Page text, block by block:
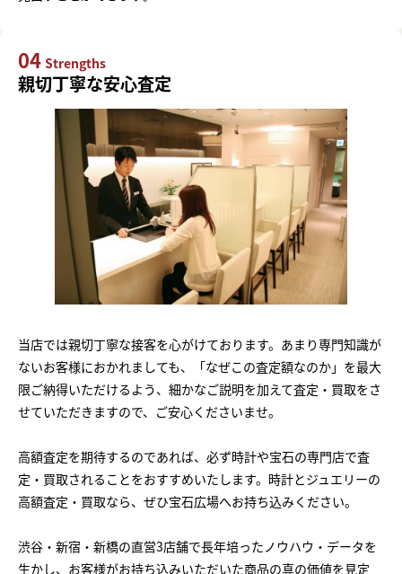
04 Strengths
親切丁寧な安心査定
当店では親切丁寧な接客を心がけております。あまり専門知識が
ないお客様におかれましても、「なぜこの査定額なのか」を最大
限ご納得いただけるよう、細かなご説明を加えて査定・買取をさ
せていただきますので、ご安心くださいませ。
高額査定を期待するのであれば、必ず時計や宝石の専門店で査
定・買取されることをおすすめいたします。時計とジュエリーの
高額査定・買取なら、ぜひ宝石広場へお持ち込みください。
渋谷・新宿・新橋の直営3店舗で長年培ったノウハウ・データを
生かし、お客様がお持ち込みいただいた商品の真の価値を見定